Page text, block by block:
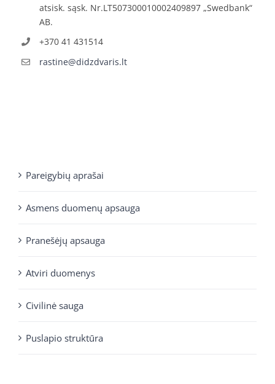
atsisk. sąsk. Nr.LT507300010002409897 „Swedbank“
AB.
+370 41 431514
rastine@didzdvaris.lt
Pareigybių aprašai
Asmens duomenų apsauga
Pranešėjų apsauga
Atviri duomenys
Civilinė sauga
Puslapio struktūra